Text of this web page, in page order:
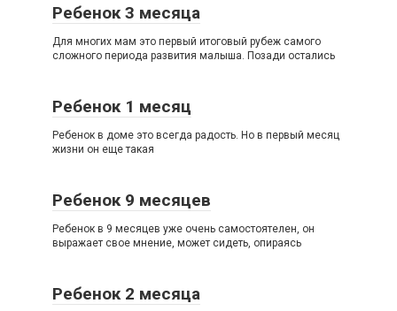
Ребенок 3 месяца
Для многих мам это первый итоговый рубеж самого
сложного периода развития малыша. Позади остались
Ребенок 1 месяц
Ребенок в доме это всегда радость. Но в первый месяц
жизни он еще такая
Ребенок 9 месяцев
Ребенок в 9 месяцев уже очень самостоятелен, он
выражает свое мнение, может сидеть, опираясь
Ребенок 2 месяца